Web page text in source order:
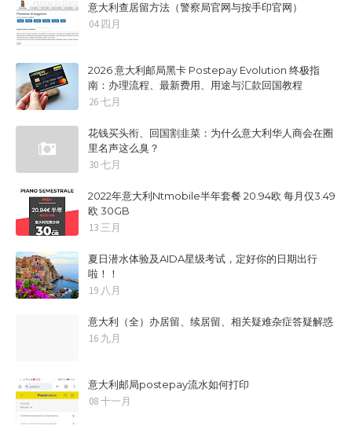
意大利查居留方法（警察局官网与按手印官网）
04 四月
2026 意大利邮局黑卡 Postepay Evolution 终极指
南：办理流程、最新费用、用途与汇款回国教程
26 七月
花钱买头衔、回国割韭菜：为什么意大利华人商会在圈
里名声这么臭？
30 七月
2022年意大利Ntmobile半年套餐 20.94欧 每月仅3.49
欧 30GB
13 三月
夏日潜水体验及AIDA星级考试，定好你的日期出行
啦！！
19 八月
意大利（全）办居留、续居留、相关疑难杂症答疑解惑
16 九月
意大利邮局postepay流水如何打印
08 十一月